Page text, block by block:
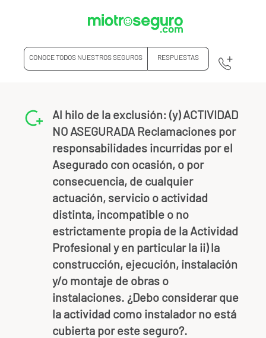
CONOCE TODOS NUESTROS SEGUROS RESPUESTAS
Al hilo de la exclusión: (y) ACTIVIDAD
NO ASEGURADA Reclamaciones por
responsabilidades incurridas por el
Asegurado con ocasión, o por
consecuencia, de cualquier
actuación, servicio o actividad
distinta, incompatible o no
estrictamente propia de la Actividad
Profesional y en particular la ii) la
construcción, ejecución, instalación
y/o montaje de obras o
instalaciones. ¿Debo considerar que
la actividad como instalador no está
cubierta por este seguro?.